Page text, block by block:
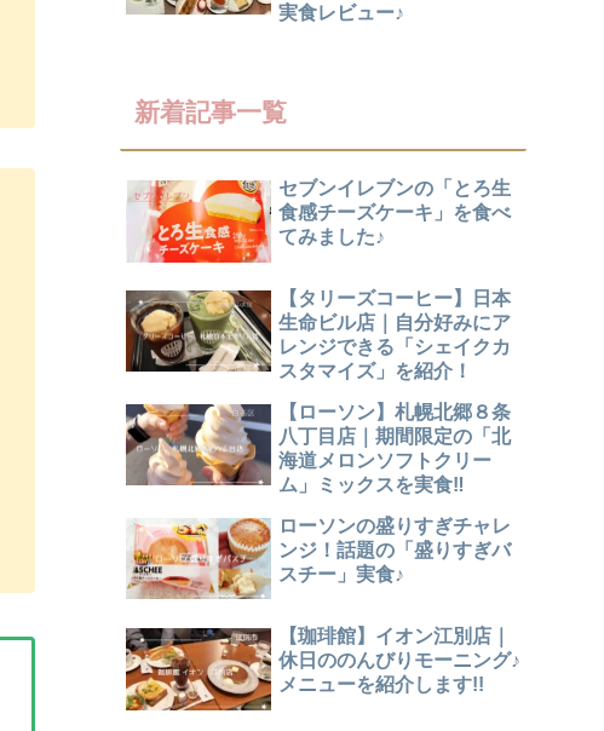
実食レビュー♪
新着記事一覧
セブンイレブンの「とろ生
食感チーズケーキ」を食べ
てみました♪
【タリーズコーヒー】日本
生命ビル店｜自分好みにア
レンジできる「シェイクカ
スタマイズ」を紹介！
【ローソン】札幌北郷８条
八丁目店｜期間限定の「北
海道メロンソフトクリー
ム」ミックスを実食‼
ローソンの盛りすぎチャレ
ンジ！話題の「盛りすぎバ
スチー」実食♪
【珈琲館】イオン江別店｜
休日ののんびりモーニング♪
メニューを紹介します!!